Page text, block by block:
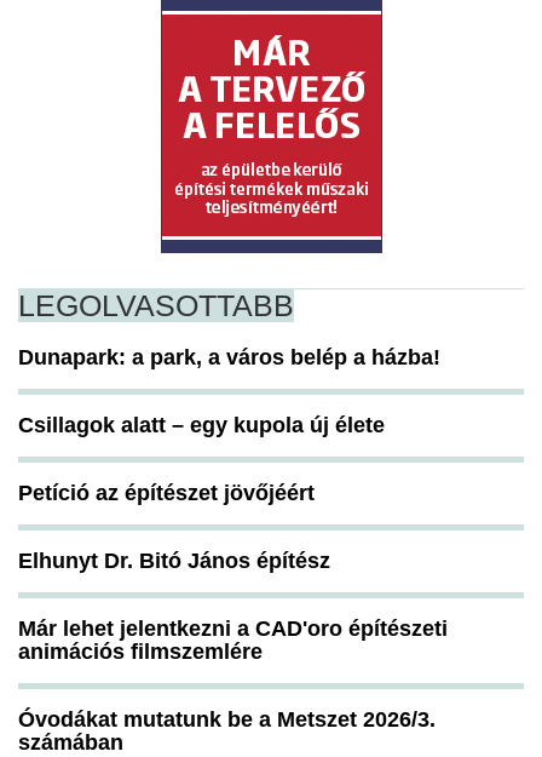
LEGOLVASOTTABB
Dunapark: a park, a város belép a házba!
Csillagok alatt – egy kupola új élete
Petíció az építészet jövőjéért
Elhunyt Dr. Bitó János építész
Már lehet jelentkezni a CAD'oro építészeti
animációs filmszemlére
Óvodákat mutatunk be a Metszet 2026/3.
számában